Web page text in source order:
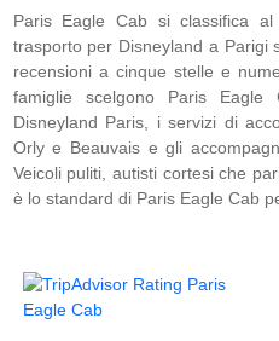
Paris Eagle Cab si classifica
trasporto per Disneyland a Parigi
recensioni a cinque stelle e
famiglie scelgono Paris
Disneyland Paris, i servizi di
Orly e Beauvais e gli
Veicoli puliti, autisti cortesi che
è lo standard di Paris Eagle Cab